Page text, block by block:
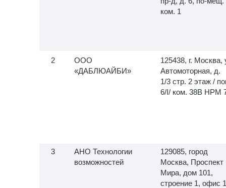
ком. 1
ООО
«ДАБЛЮАЙБИ»
125438, г. Москва,
Автомоторная, д.
1/3 стр. 2 этаж /
6/I/ ком. 38В НРМ
АНО Технологии
возможностей
129085, город
Москва, Проспект
Мира, дом 101,
строение 1, офис